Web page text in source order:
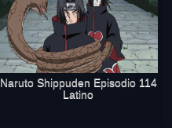
Naruto Shippuden Episodio 114
Latino